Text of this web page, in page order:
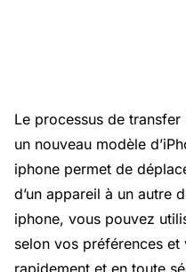
Le processus de transfer
un nouveau modèle
iphone permet de
d’un appareil à un autre
iphone, vous pouvez
selon vos préférences
rapidement et en toute